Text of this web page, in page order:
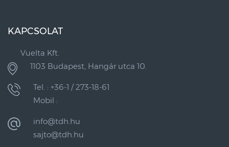
KAPCSOLAT
Vuelta Kft.
1103 Budapest, Hangár utca 10.
Tel. : +36-1 / 273-18-61
Mobil :
info@tdh.hu
sajto@tdh.hu